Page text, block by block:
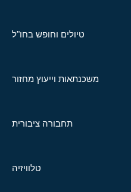
טיולים וחופש בחו"ל
משכנתאות וייעוץ מחזור
תחבורה ציבורית
טלוויזיה